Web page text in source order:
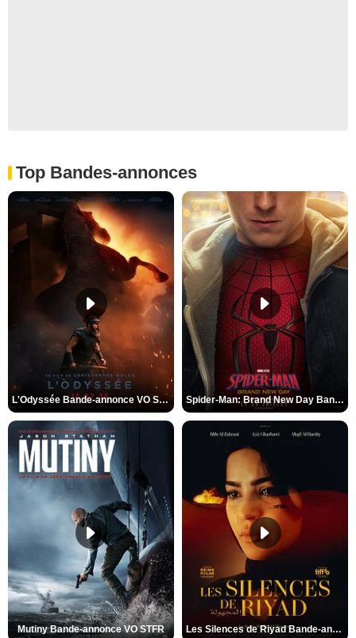
Top Bandes-annonces
L'Odyssée Bande-annonce VO STFR Spider-Man: Brand New Day Bande-annonce VO STFR
Mutiny Bande-annonce VO STFR Les Silences de Riyad Bande-annonce VO STFR